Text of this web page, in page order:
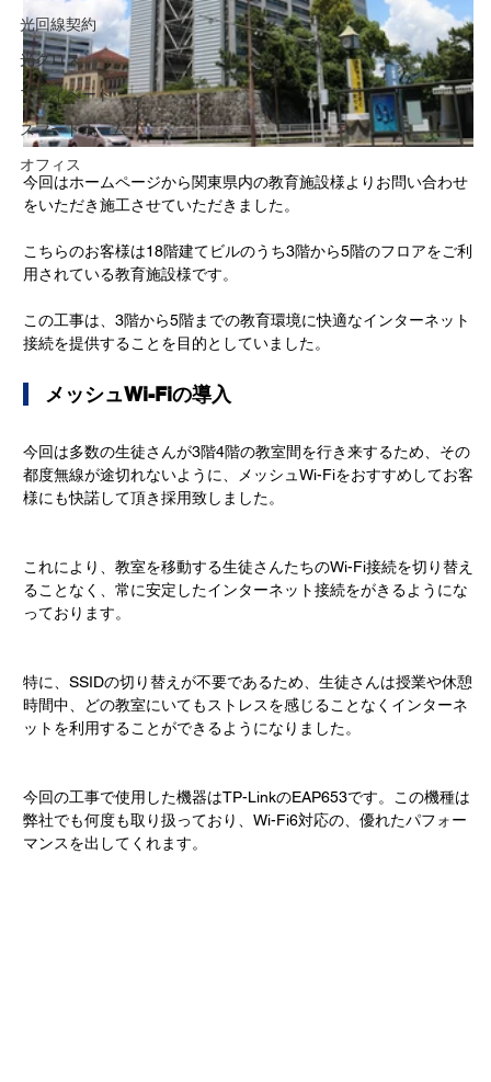
光回線契約
光クロス
プライベート
スマートホーム
オフィス
今回はホームページから関東県内の教育施設様よりお問い合わせ
をいただき施工させていただきました。
こちらのお客様は18階建てビルのうち3階から5階のフロアをご利
用されている教育施設様です。
この工事は、3階から5階までの教育環境に快適なインターネット
接続を提供することを目的としていました。
メッシュWi-Fiの導入
今回は多数の生徒さんが3階4階の教室間を行き来するため、その
都度無線が途切れないように、メッシュWi-Fiをおすすめしてお客
様にも快諾して頂き採用致しました。
これにより、教室を移動する生徒さんたちのWi-Fi接続を切り替え
ることなく、常に安定したインターネット接続をがきるようにな
っております。
特に、SSIDの切り替えが不要であるため、生徒さんは授業や休憩
時間中、どの教室にいてもストレスを感じることなくインターネ
ットを利用することができるようになりました。
今回の工事で使用した機器はTP-LinkのEAP653です。この機種は
弊社でも何度も取り扱っており、Wi-Fi6対応の、優れたパフォー
マンスを出してくれます。